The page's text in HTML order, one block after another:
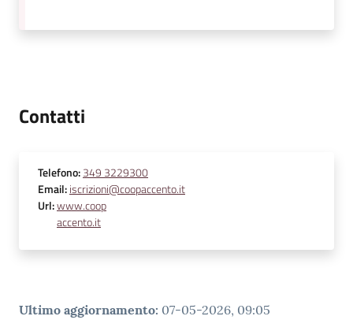
Contatti
Telefono:349 3229300
Email:iscrizioni@coopaccento.it
Url:www.coop
accento.it
Ultimo aggiornamento: 07-05-2026, 09:05